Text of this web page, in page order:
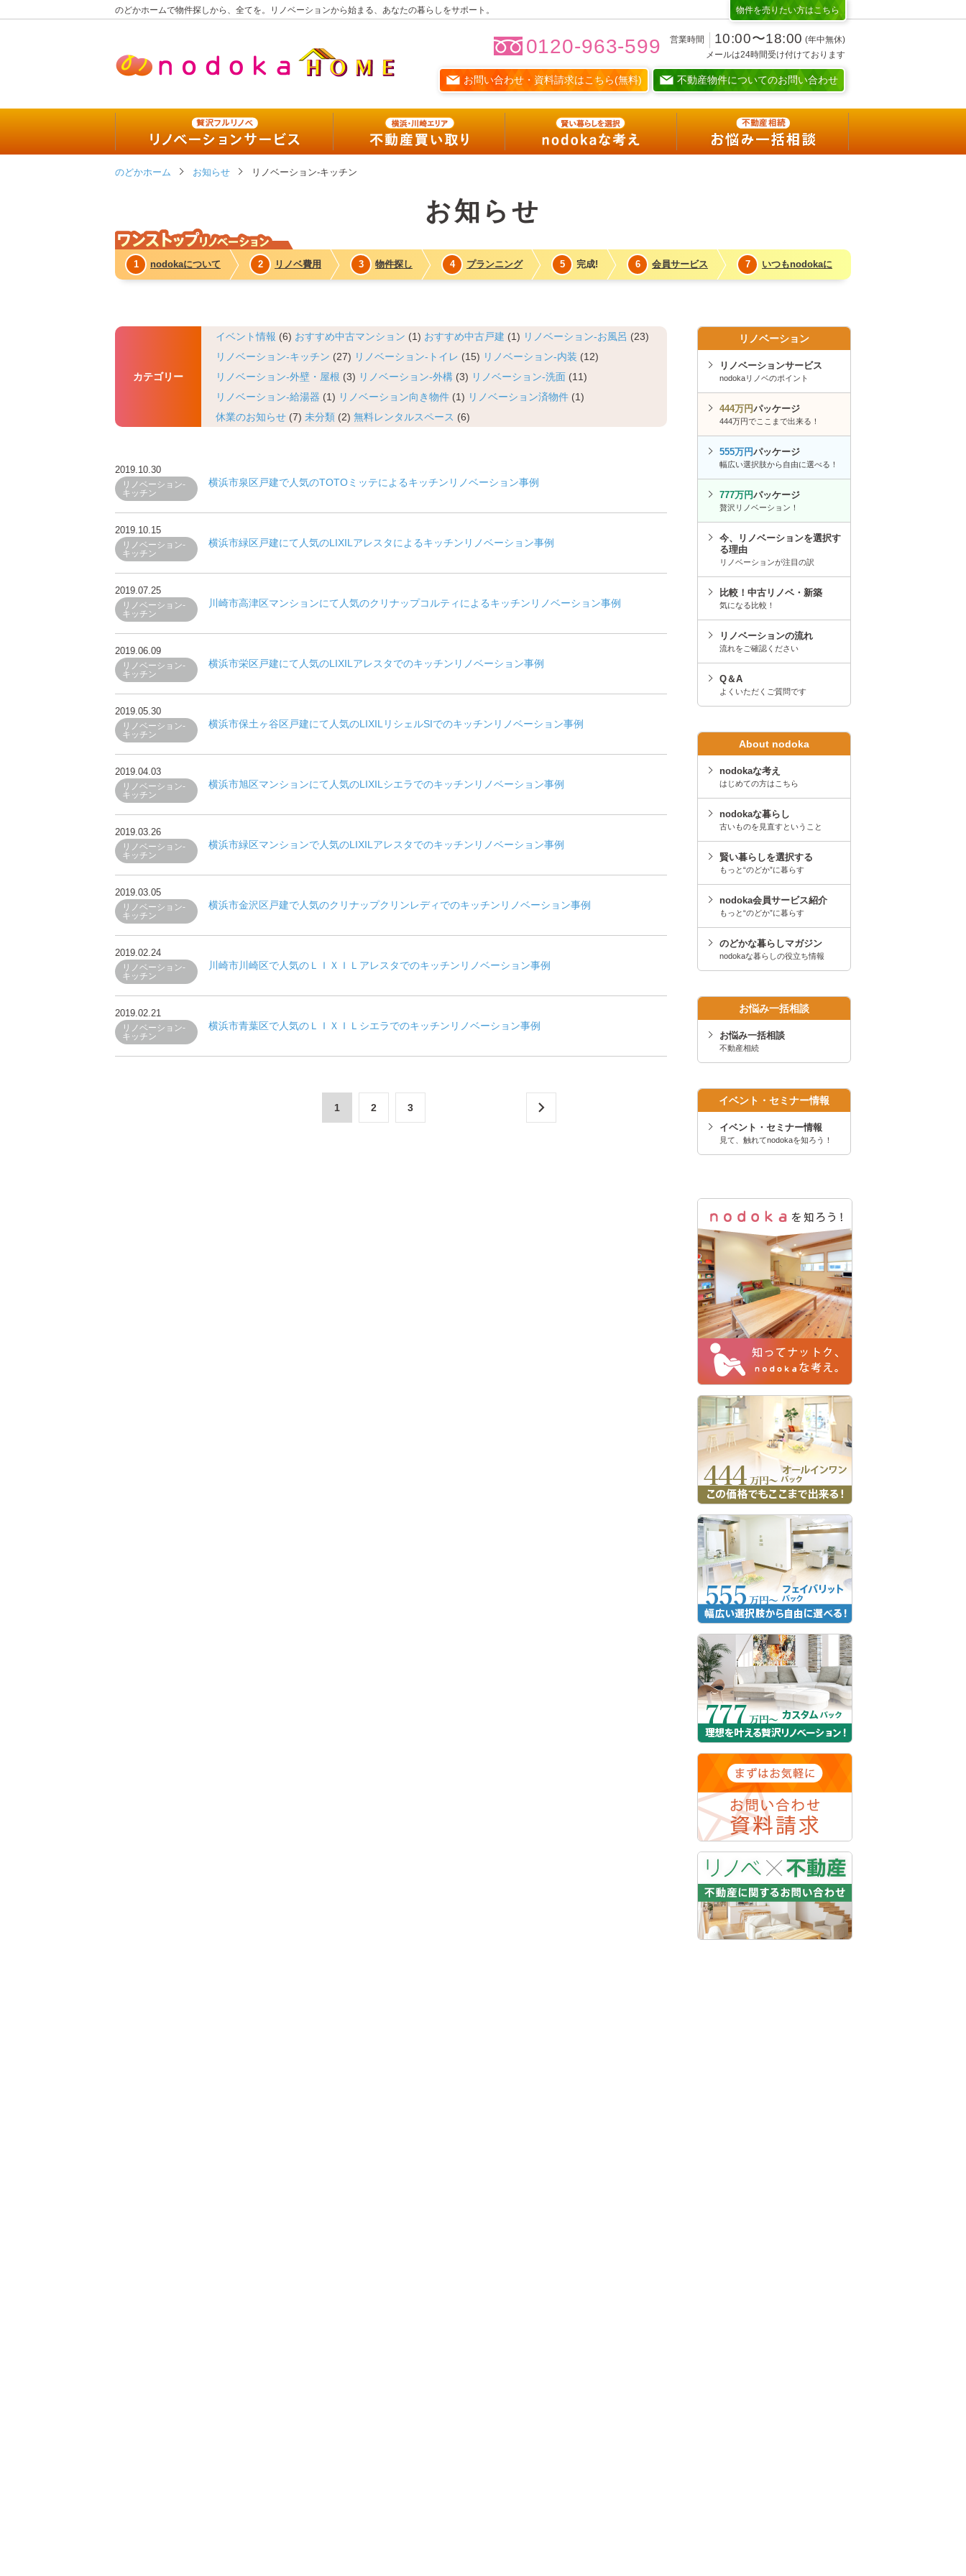
のどかホームで物件探しから、全てを。リノベーションから始まる、あなたの暮らしをサポート。 物件を売りたい方はこちら
0120-963-599 営業時間 10:00〜18:00 (年中無休)
メールは24時間受け付けております
お問い合わせ・資料請求はこちら(無料) 不動産物件についてのお問い合わせ
リノベーションサービス
リノベーションサービス
555万円パッケージ
777万円パッケージ
比較！中古リノベ・新築
リノベーションの流れ
Q＆A
物件買い取り nodokaな考え
nodokaな暮らし
nodoka会員サービス紹介
のどかホーム お知らせ リノベーション-キッチン
お知らせ
1 nodokaについて 2 リノベ費用 3 物件探し 4 プランニング 5 完成! 6 会員サービス 7 いつもnodokaに
カテゴリー
イベント情報 (6) おすすめ中古マンション (1) おすすめ中古戸建 (1) リノベーション-お風呂 (23)
リノベーション-キッチン (27) リノベーション-トイレ (15) リノベーション-内装 (12)
リノベーション-外壁・屋根 (3) リノベーション-外構 (3) リノベーション-洗面 (11)
リノベーション-給湯器 (1) リノベーション向き物件 (1) リノベーション済物件 (1)
休業のお知らせ (7) 未分類 (2) 無料レンタルスペース (6)
2019.10.30
リノベーション-
キッチン
横浜市泉区戸建で人気のTOTOミッテによるキッチンリノベーション事例
2019.10.15
リノベーション-
キッチン
横浜市緑区戸建にて人気のLIXILアレスタによるキッチンリノベーション事例
2019.07.25
リノベーション-
キッチン
川崎市高津区マンションにて人気のクリナップコルティによるキッチンリノベーション事例
2019.06.09
リノベーション-
キッチン
横浜市栄区戸建にて人気のLIXILアレスタでのキッチンリノベーション事例
2019.05.30
リノベーション-
キッチン
横浜市保土ヶ谷区戸建にて人気のLIXILリシェルSIでのキッチンリノベーション事例
2019.04.03
リノベーション-
キッチン
横浜市旭区マンションにて人気のLIXILシエラでのキッチンリノベーション事例
2019.03.26
リノベーション-
キッチン
横浜市緑区マンションで人気のLIXILアレスタでのキッチンリノベーション事例
2019.03.05
リノベーション-
キッチン
横浜市金沢区戸建で人気のクリナップクリンレディでのキッチンリノベーション事例
2019.02.24
リノベーション-
キッチン
川崎市川崎区で人気のＬＩＸＩＬアレスタでのキッチンリノベーション事例
2019.02.21
リノベーション-
キッチン
横浜市青葉区で人気のＬＩＸＩＬシエラでのキッチンリノベーション事例
1 2 3
リノベーション
リノベーションサービス
nodokaリノベのポイント
444万円パッケージ
444万円でここまで出来る！
555万円パッケージ
幅広い選択肢から自由に選べる！
777万円パッケージ
贅沢リノベーション！
今、リノベーションを選択す
る理由
リノベーションが注目の訳
比較！中古リノベ・新築
気になる比較！
リノベーションの流れ
流れをご確認ください
Q＆A
よくいただくご質問です
About nodoka
nodokaな考え
はじめての方はこちら
nodokaな暮らし
古いものを見直すということ
賢い暮らしを選択する
もっと“のどか”に暮らす
nodoka会員サービス紹介
もっと“のどか”に暮らす
のどかな暮らしマガジン
nodokaな暮らしの役立ち情報
お悩み一括相談
お悩み一括相談
不動産相続
イベント・セミナー情報
イベント・セミナー情報
見て、触れてnodokaを知ろう！